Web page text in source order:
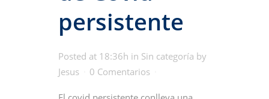
persistente
Posted at 18:36h in Sin categoría by
Jesus
0 Comentarios